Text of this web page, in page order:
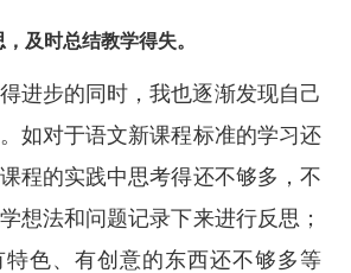
及时总结教学得失。
进步的同时，我也逐渐发现自己
如对于语文新课程标准的学习还
程的实践中思考得还不够多，不
想法和问题记录下来进行反思；
色、有创意的东西还不够多等